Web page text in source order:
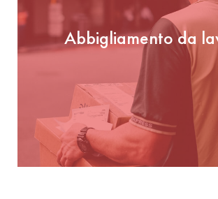
Abbigliamento da
Abbigliamento da
GUARDA